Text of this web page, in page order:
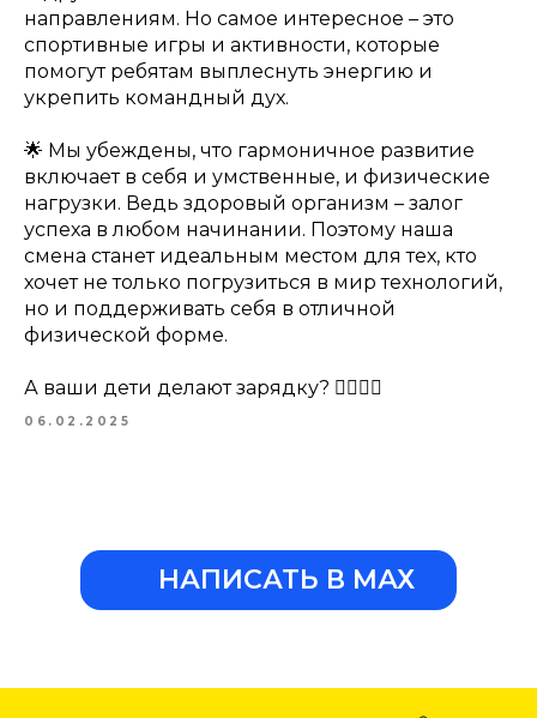
направлениям. Но самое интересное – это
спортивные игры и активности, которые
помогут ребятам выплеснуть энергию и
укрепить командный дух.
🌟 Мы убеждены, что гармоничное развитие
включает в себя и умственные, и физические
нагрузки. Ведь здоровый организм – залог
успеха в любом начинании. Поэтому наша
смена станет идеальным местом для тех, кто
хочет не только погрузиться в мир технологий,
но и поддерживать себя в отличной
физической форме.
А ваши дети делают зарядку? 🏃‍♂️🏋️‍♀️
06.02.2025
НАПИСАТЬ В МАХ